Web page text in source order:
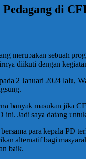
di
merupakan sebuah
diikuti dengan
2 Januari 2024 lalu,
banyak masukan jika
Jadi saya datang
para kepala PD
alternatif bagi
baik.